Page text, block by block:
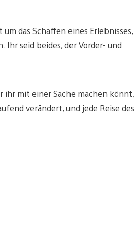
das Schaffen eines Erlebnisses,
Ihr seid beides, der Vorder- und
ihr mit einer Sache machen könnt,
verändert, und jede Reise des